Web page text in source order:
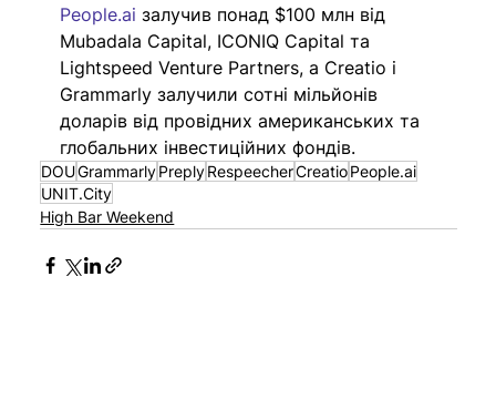
People.ai залучив понад $100 млн від
Mubadala Capital, ICONIQ Capital та
Lightspeed Venture Partners, а Creatio і
Grammarly залучили сотні мільйонів
доларів від провідних американських та
глобальних інвестиційних фондів.
DOUGrammarlyPreplyRespeecherCreatioPeople.ai
UNIT.City
High Bar Weekend